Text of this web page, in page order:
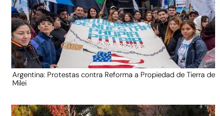
Argentina: Protestas contra Reforma a Propiedad de Tierra de
Milei